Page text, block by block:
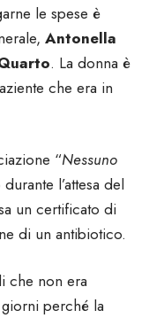
le spese è
Antonella
. La donna è
che era in
“Nessuno
l’attesa del
un certificato di
di un antibiotico.
che non era
perché la